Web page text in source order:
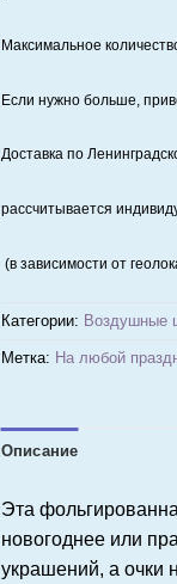
Максимальное
Если нужно больше,
Доставка по
рассчитывается
(в зависимости от
Категории: Воздушные
Метка: На любой
Описание
Эта
новогоднее или
украшений, а очки